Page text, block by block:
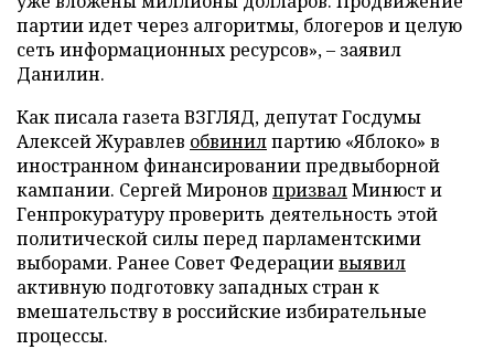
партии идет через алгоритмы, блогеров и целую
сеть информационных ресурсов», – заявил
Данилин.
Как писала газета ВЗГЛЯД, депутат Госдумы
Алексей Журавлев обвинилпартию «Яблоко» в
иностранном финансировании предвыборной
кампании. Сергей Миронов призвалМинюст и
Генпрокуратуру проверить деятельность этой
политической силы перед парламентскими
выборами. Ранее Совет Федерациивыявил
активную подготовку западных стран к
вмешательству в российские избирательные
процессы.